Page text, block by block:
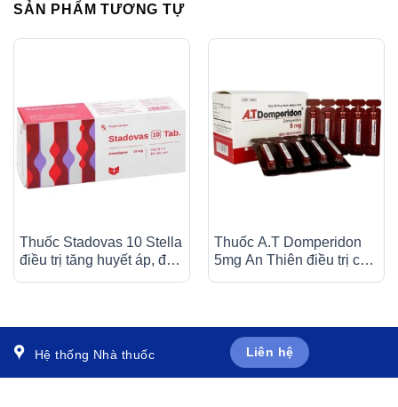
SẢN PHẨM TƯƠNG TỰ
Thuốc Stadovas 10 Stella
điều trị tăng huyết áp, đau
Thuốc A.T Domperidon
5mg An Thiên điều trị các
Hệ thống Nhà thuốc Liên hệ